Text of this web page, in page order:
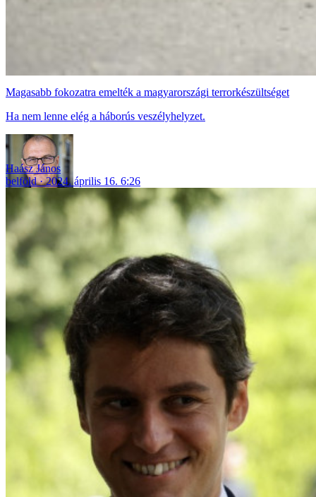
Magasabb fokozatra emelték a magyarországi terrorkészültséget
Ha nem lenne elég a háborús veszélyhelyzet.
Haász János
belföld
2024. április 16. 6:26